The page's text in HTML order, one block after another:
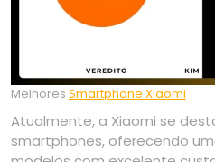
Melhores Smartphone Xiaomi
Atualmente, a Xiaomi se
smartphones, oferecendo